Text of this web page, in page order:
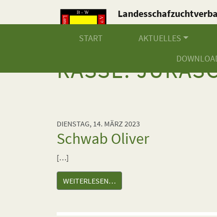
Baden-Württemberg
START AKTUELLES
RASSE:
DIENSTAG, 14. MÄRZ 2023
Schwab Oliver
[…]
WEITERLESEN…